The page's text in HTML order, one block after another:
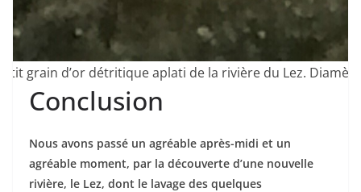
grain d’or détritique aplati de la rivière du Lez.
Conclusion
Nous avons passé un agréable après-midi et un
agréable moment, par la découverte d’une nouvelle
rivière, le Lez, dont le lavage des quelques